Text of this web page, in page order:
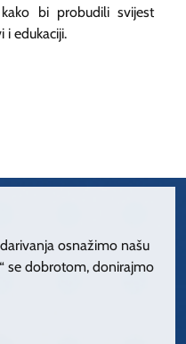
bi probudili svijest
i edukaciji.
osnažimo našu
se dobrotom, donirajmo